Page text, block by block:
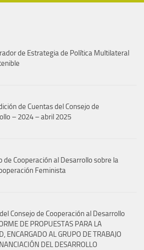
de Estrategia de Política Multilateral
de Cuentas del Consejo de
– 2024 – abril 2025
de Cooperación al Desarrollo sobre la
Feminista
Consejo de Cooperación al Desarrollo
DE PROPUESTAS PARA LA
ENCARGADO AL GRUPO DE TRABAJO
DEL DESARROLLO